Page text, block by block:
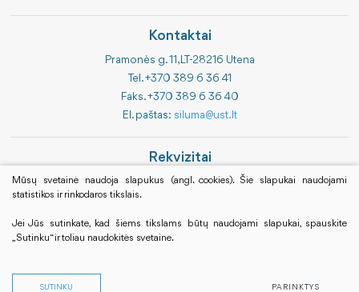
Kontaktai
Pramonės g. 11, LT-28216 Utena
Tel. +370 389 6 36 41
Faks. +370 389 6 36 40
El. paštas: siluma@ust.lt
Rekvizitai
Bendrovės kodas 183843314
PVM kodas LT838433113
Luminor Bank AB
LT 594010041700060120
Mūsų svetainė naudoja slapukus (angl. cookies). Šie slapukai naudojami
statistikos ir rinkodaros tikslais.
Jei Jūs sutinkate, kad šiems tikslams būtų naudojami slapukai, spauskite
„Sutinku“ ir toliau naudokitės svetaine.
SUTINKU PARINKTYS